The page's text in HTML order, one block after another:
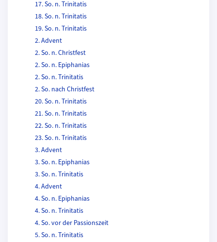
17. So. n. Trinitatis
18. So. n. Trinitatis
19. So. n. Trinitatis
2. Advent
2. So. n. Christfest
2. So. n. Epiphanias
2. So. n. Trinitatis
2. So. nach Christfest
20. So. n. Trinitatis
21. So. n. Trinitatis
22. So. n. Trinitatis
23. So. n. Trinitatis
3. Advent
3. So. n. Epiphanias
3. So. n. Trinitatis
4. Advent
4. So. n. Epiphanias
4. So. n. Trinitatis
4. So. vor der Passionszeit
5. So. n. Trinitatis